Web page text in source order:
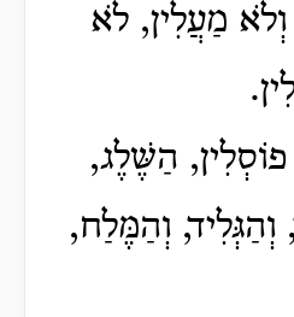
וְלֹא מַעֲלִין, לֹא
הַשֶּׁלֶג,
וְהַגְּלִיד, וְהַמֶּלַח,